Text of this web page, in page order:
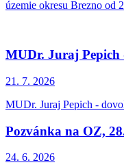
územie okresu Brezno od
MUDr. Juraj Pepich
21. 7. 2026
MUDr. Juraj Pepich -
Pozvánka na OZ,
24. 6. 2026